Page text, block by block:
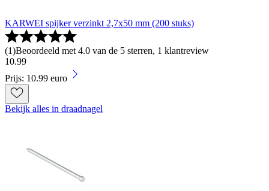
KARWEI spijker verzinkt 2,7x50 mm (200 stuks)
(1)Beoordeeld met 4.0 van de 5 sterren, 1 klantreview
10.99
Prijs: 10.99 euro
Bekijk alles in draadnagel